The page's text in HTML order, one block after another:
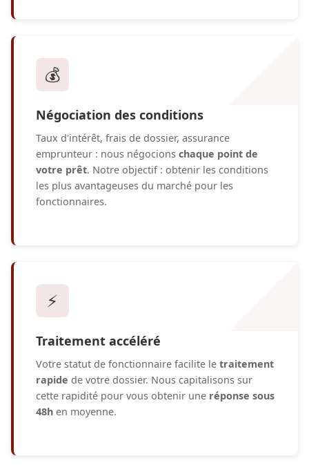
💰
Négociation des conditions
Taux d'intérêt, frais de dossier, assurance
emprunteur : nous négocions chaque point de
votre prêt. Notre objectif : obtenir les conditions
les plus avantageuses du marché pour les
fonctionnaires.
⚡
Traitement accéléré
Votre statut de fonctionnaire facilite le traitement
rapide de votre dossier. Nous capitalisons sur
cette rapidité pour vous obtenir une réponse sous
48h en moyenne.